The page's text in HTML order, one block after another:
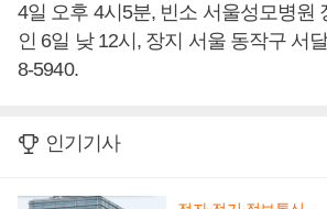
4일 오후 4시5분, 빈소 서울성모병원
인 6일 낮 12시, 장지 서울 동작구 서
8-5940.
인기기사